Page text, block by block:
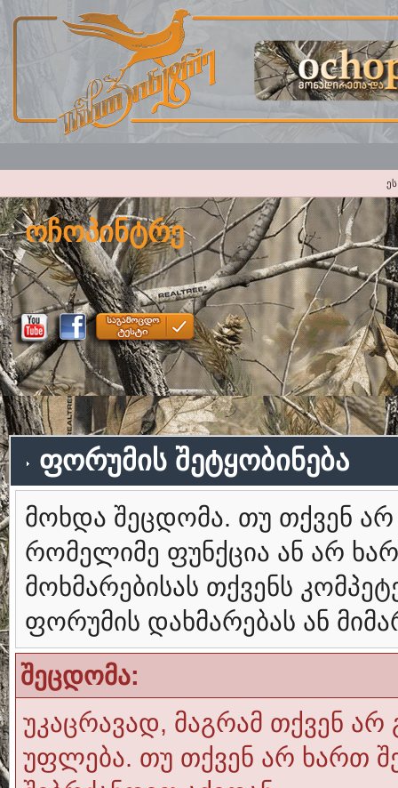
ოჩოპინტრე
ფორუმის შეტყობინება
მოხდა შეცდომა. თუ თქვენ
რომელიმე ფუნქცია ან არ
მოხმარებისას თქვენს
ფორუმის დახმარებას ან
შეცდომა:
უკაცრავად, მაგრამ თქვენ არ
უფლება. თუ თქვენ არ ხართ